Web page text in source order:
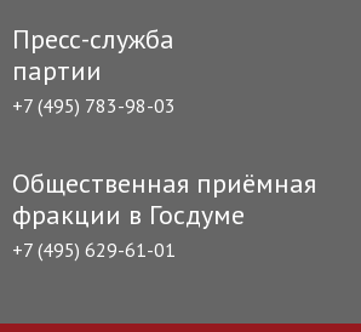
Пресс-служба
партии
+7 (495) 783-98-03
Общественная приёмная
фракции в Госдуме
+7 (495) 629-61-01